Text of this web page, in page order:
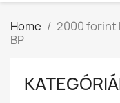
Home
2000 forint
BP